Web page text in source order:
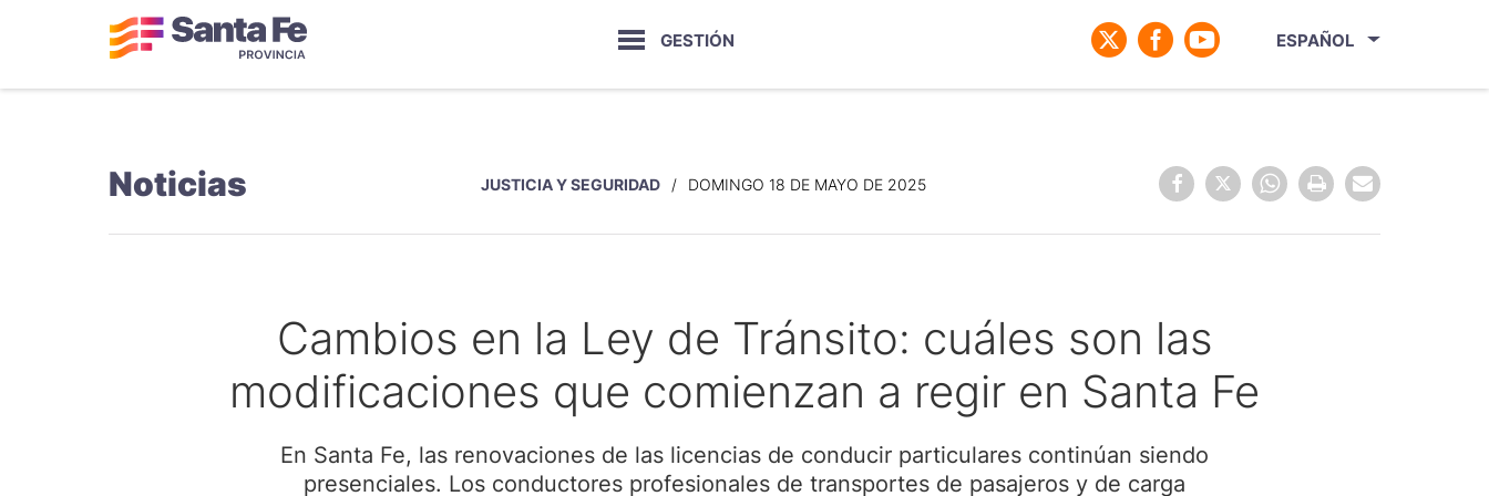
GESTIÓN ESPAÑOL
Noticias JUSTICIA Y SEGURIDAD DOMINGO 18 DE MAYO DE 2025
Cambios en la Ley de Tránsito: cuáles son las
modificaciones que comienzan a regir en Santa Fe
En Santa Fe, las renovaciones de las licencias de conducir particulares continúan siendo
presenciales. Los conductores profesionales de transportes de pasajeros y de carga